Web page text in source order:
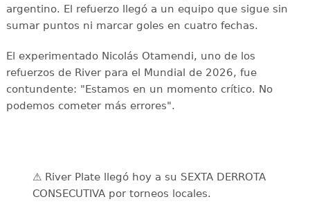
argentino. El refuerzo llegó a un equipo que sigue sin
sumar puntos ni marcar goles en cuatro fechas.
El experimentado Nicolás Otamendi, uno de los
refuerzos de River para el Mundial de 2026, fue
contundente: "Estamos en un momento crítico. No
podemos cometer más errores".
⚠️ River Plate llegó hoy a su SEXTA DERROTA
CONSECUTIVA por torneos locales.